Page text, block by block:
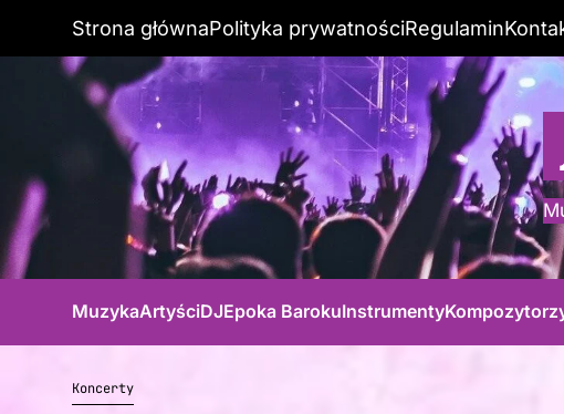
Strona głównaPolityka prywatnościRegulamin
MuzykaArtyściDJEpoka BarokuInstrumenty
Koncerty